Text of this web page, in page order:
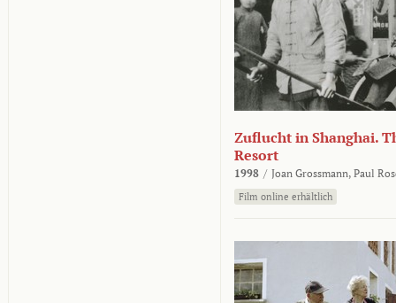
Zuflucht in Shanghai.
Resort
1998 / Joan Grossmann, Paul
Film online erhältlich